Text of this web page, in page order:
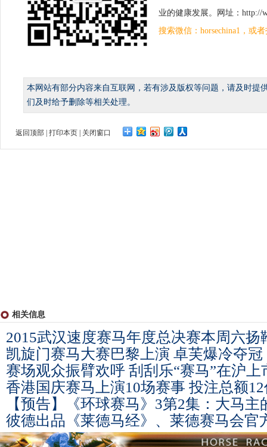
业的健康发展。网址：http://
搜索微信：horsechina1，或
本网站有部分内容来自互联网，若有涉及版权等问题，请及时提
们及时给予删除等相关处理。
返回顶部 打印本页 关闭窗口
相关信息
2015武汉速度赛马年度总决赛本周六扬
凯旋门赛马大赛巴黎上演 卓芙爆冷夺冠
赛场观众振臂欢呼 刮刮乐“赛马”在沪上
香港国庆赛马上演10场赛事 投注总额
【预告】《环球赛马》3第2集：大马
彼德出品《莱德马经》、莱德赛马会官